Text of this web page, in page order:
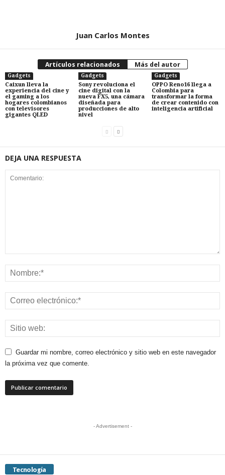
Juan Carlos Montes
Artículos relacionados Más del autor
Gadgets
Caixun lleva la
experiencia del cine y
el gaming a los
hogares colombianos
con televisores
gigantes QLED
Gadgets
Sony revoluciona el
cine digital con la
nueva FX5, una cámara
diseñada para
producciones de alto
nivel
Gadgets
OPPO Reno16 llega a
Colombia para
transformar la forma
de crear contenido con
inteligencia artificial
DEJA UNA RESPUESTA
Guardar mi nombre, correo electrónico y sitio web en este navegador
la próxima vez que comente.
- Advertisement -
Tecnología